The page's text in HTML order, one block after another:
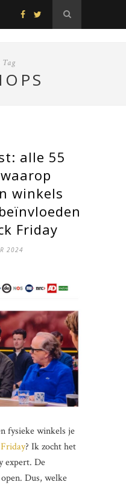
alle 55
winkels
Friday
2024
fysieke winkels je
? Ik zocht het
expert. De
Dus, welke